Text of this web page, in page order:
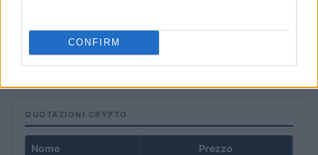
CONFIRM
Analisi dettagliata delle stime finanziarie e dei risultati di Enel
Edoardo Vitali · 6 Ago 2026
QUOTAZIONI CRYPTO
Nome Prezzo